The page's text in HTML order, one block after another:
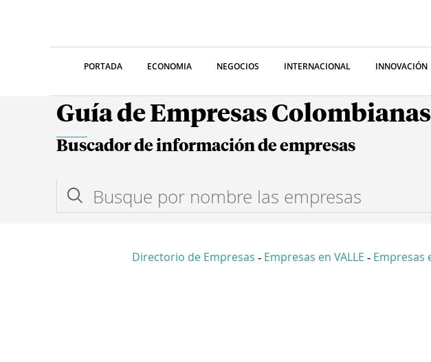
PORTADA ECONOMIA NEGOCIOS INTERNACIONAL INNOVACIÓN
Guía de Empresas Colombianas
Buscador de información de empresas
Directorio de Empresas - Empresas en VALLE - Empresas